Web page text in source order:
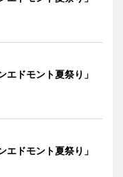
エドモント夏祭り」
エドモント夏祭り」